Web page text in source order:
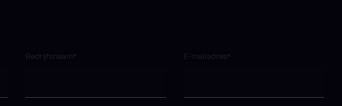
Bedrijfsnaam* E-mailadres*